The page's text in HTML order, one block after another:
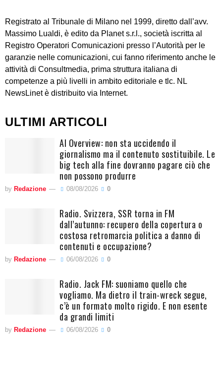
Registrato al Tribunale di Milano nel 1999, diretto dall’avv.
Massimo Lualdi, è edito da Planet s.r.l., società iscritta al
Registro Operatori Comunicazioni presso l’Autorità per le
garanzie nelle comunicazioni, cui fanno riferimento anche le
attività di Consultmedia, prima struttura italiana di
competenze a più livelli in ambito editoriale e tlc. NL
NewsLinet è distribuito via Internet.
ULTIMI ARTICOLI
AI Overview: non sta uccidendo il
giornalismo ma il contenuto sostituibile. Le
big tech alla fine dovranno pagare ciò che
non possono produrre
by Redazione 08/08/2026 0
Radio. Svizzera, SSR torna in FM
dall’autunno: recupero della copertura o
costosa retromarcia politica a danno di
contenuti e occupazione?
by Redazione 06/08/2026 0
Radio. Jack FM: suoniamo quello che
vogliamo. Ma dietro il train-wreck segue,
c’è un formato molto rigido. E non esente
da grandi limiti
by Redazione 06/08/2026 0